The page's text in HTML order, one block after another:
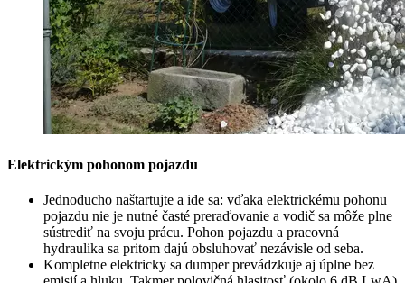
Elektrickým pohonom pojazdu
Jednoducho naštartujte a ide sa: vďaka elektrickému pohonu
pojazdu nie je nutné časté preraďovanie a vodič sa môže plne
sústrediť na svoju prácu. Pohon pojazdu a pracovná
hydraulika sa pritom dajú obsluhovať nezávisle od seba.
Kompletne elektricky sa dumper prevádzkuje aj úplne bez